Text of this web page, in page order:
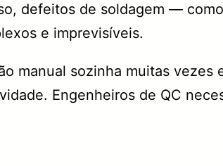
defeitos de soldagem —
e imprevisíveis.
manual sozinha muitas
Engenheiros de QC